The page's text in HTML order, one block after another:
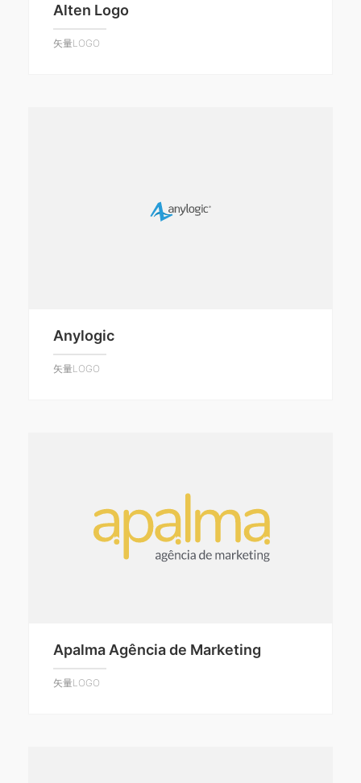
Alten Logo
矢量LOGO
Anylogic
矢量LOGO
Apalma Agência de Marketing
矢量LOGO